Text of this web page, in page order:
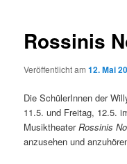
Rossinis
Veröffentlicht am12. Mai
Die SchülerInnen der
11.5. und Freitag, 12.5.
MusiktheaterRossinis
anzusehen und